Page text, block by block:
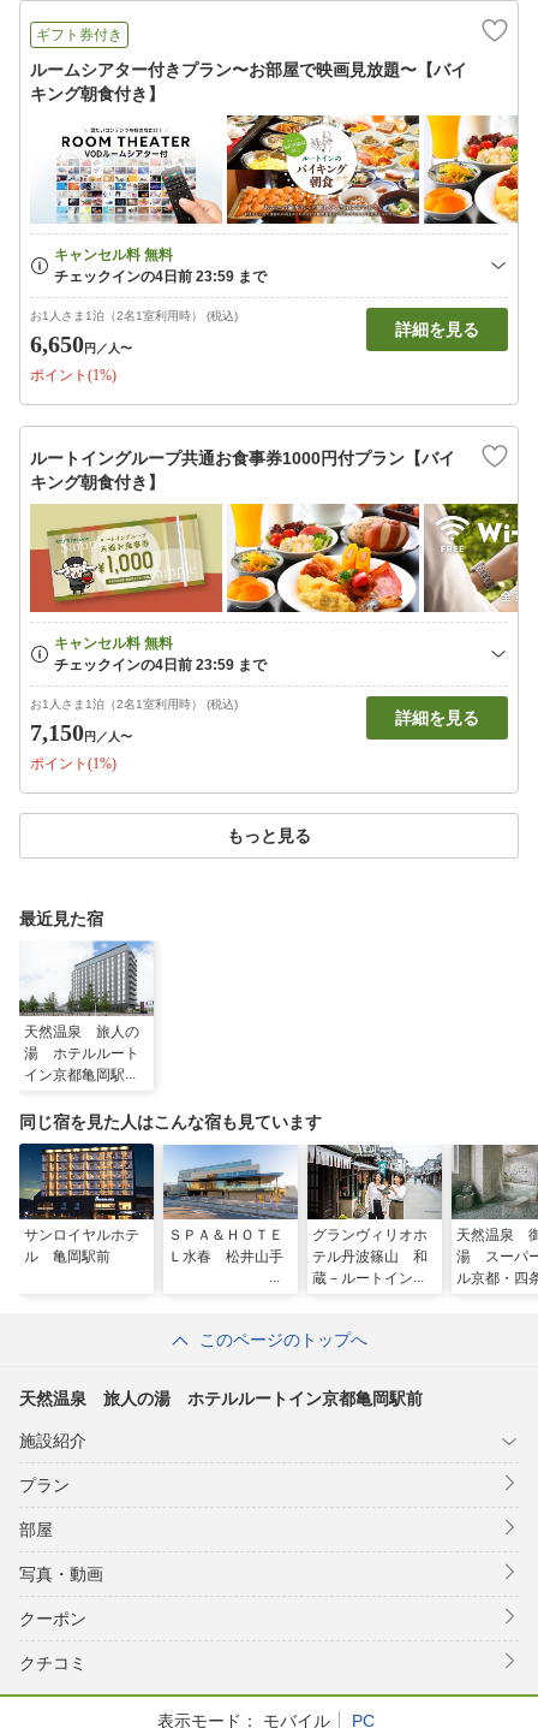
ギフト券付き
ルームシアター付きプラン〜お部屋で映画見放題〜【バイ
キング朝食付き】
お1人さま1泊（2名1室利用時） (税込)
6,650円 ／人〜
ポイント(1%)
詳細を見る
ルートイングループ共通お食事券1000円付プラン【バイ
キング朝食付き】
お1人さま1泊（2名1室利用時） (税込)
7,150円 ／人〜
ポイント(1%)
詳細を見る
もっと見る
最近見た宿
天然温泉 旅人の
湯 ホテルルート
イン京都亀岡駅前
同じ宿を見た人はこんな宿も見ています
サンロイヤルホテ
ル 亀岡駅前
ＳＰＡ＆ＨＯＴＥ
Ｌ水春 松井山手
グランヴィリオホ
テル丹波篠山 和
蔵－ルートインホ
天然温泉
湯 スーパ
ル京都・四
このページのトップへ
天然温泉 旅人の湯 ホテルルートイン京都亀岡駅前
施設紹介
プラン
部屋
写真・動画
クーポン
クチコミ
表示モード： モバイル PC